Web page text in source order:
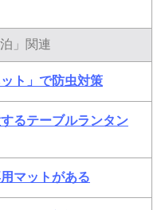
」関連
ト」で防虫対策
るテーブルランタン
マットがある